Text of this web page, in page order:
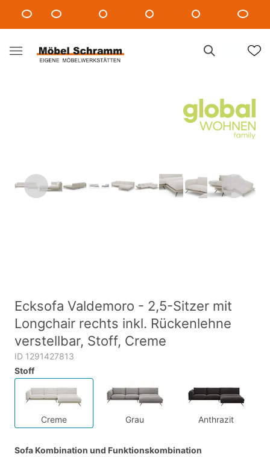
Ecksofa Valdemoro - 2,5-Sitzer mit
Longchair rechts inkl. Rückenlehne
verstellbar, Stoff, Creme
ID 1291427813
Stoff
Creme Grau Anthrazit
Sofa Kombination und Funktionskombination